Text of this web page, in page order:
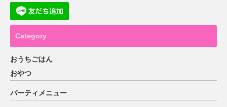
Category
おうちごはん
おやつ
パーティメニュー